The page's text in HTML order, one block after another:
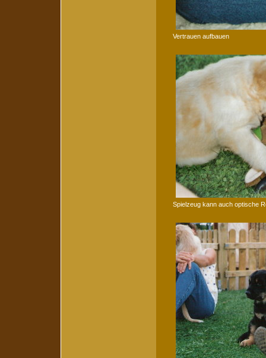
Vertrauen aufbauen
Spielzeug kann auch optische